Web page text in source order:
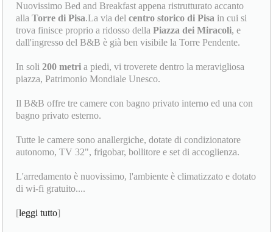
Nuovissimo Bed and Breakfast appena ristrutturato accanto
allaTorre di Pisa.La via delcentro storico di Pisa in cui si
trova finisce proprio a ridosso dellaPiazza dei Miracoli, e
dall'ingresso del B&B è già ben visibile la Torre Pendente.
In soli 200 metri a piedi, vi troverete dentro la meravigliosa
piazza, Patrimonio Mondiale Unesco.
Il B&B offre tre camere con bagno privato interno ed una con
bagno privato esterno.
Tutte le camere sono anallergiche, dotate di condizionatore
autonomo, TV 32", frigobar, bollitore e set di accoglienza.
L'arredamento è nuovissimo, l'ambiente è climatizzato e dotato
di wi-fi gratuito....
[leggi tutto]